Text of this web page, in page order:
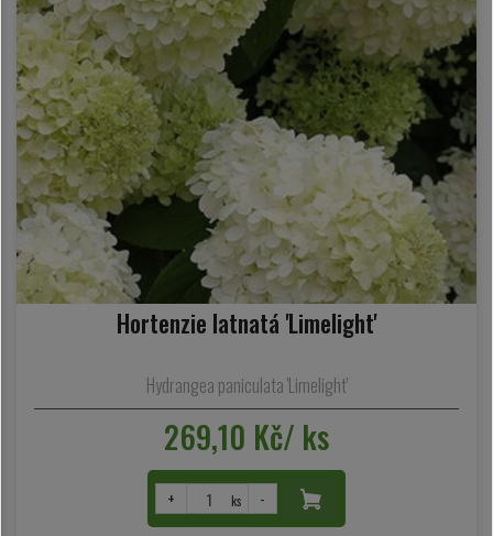
Hortenzie latnatá 'Limelight'
Hydrangea paniculata 'Limelight'
269,10 Kč/ ks
+ ks -